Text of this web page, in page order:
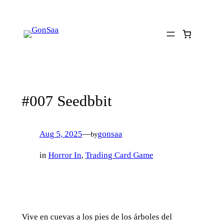
content
#007 Seedbbit
Aug 5, 2025—bygonsaa
in Horror In, Trading Card Game
Vive en cuevas a los pies de los árboles del